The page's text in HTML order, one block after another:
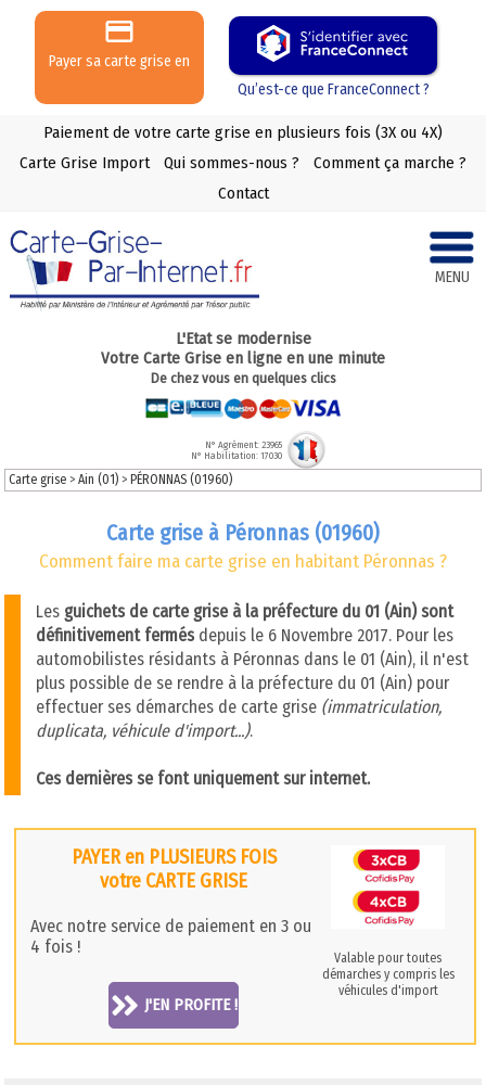
Payer sa carte grise en
Qu’est-ce que FranceConnect ?
Paiement de votre carte grise en plusieurs fois (3X ou 4X)
Carte Grise Import
Qui sommes-nous ?
Comment ça marche ?
Contact
MENU
L'Etat se modernise
Votre Carte Grise en ligne en une minute
De chez vous en quelques clics
N° Agrément: 23965
N° Habilitation: 17030
Carte grise >Ain (01)> PÉRONNAS (01960)
Carte grise à Péronnas (01960)
Comment faire ma carte grise en habitant Péronnas ?
Les guichets de carte grise à la préfecture du 01 (Ain) sont
définitivement fermésdepuis le 6 Novembre 2017. Pour les
automobilistes résidants à Péronnas dans le 01 (Ain), il n'est
plus possible de se rendre à la préfecture du 01 (Ain) pour
effectuer ses démarches de carte grise (immatriculation,
duplicata, véhicule d'import...).
Ces dernières se font uniquement sur internet.
PAYER en PLUSIEURS FOIS
votre CARTE GRISE
Avec notre service de paiement en 3 ou
4 fois !
J'EN PROFITE !
Valable pour toutes
démarches y compris les
véhicules d'import